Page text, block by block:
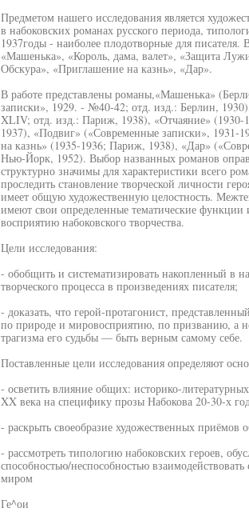
Предметом нашего исследования является
в набоковских романах русского периода,
1937годы - наиболее плодотворные для
«Машенька», «Король, дама, валет», «Защита
Обскура», «Приглашение на казнь», «Дар».
В работе представлены романы,«Машенька»
записки», 1929. - №40-42; отд. изд.: Берлин,
XLIV; отд. изд.: Париж, 1938), «Отчаяние»
1937), «Подвиг» («Современные записки»,
на казнь» (1935-1936; Париж, 1938), «Дар»
Нью-Йорк, 1952). Выбор названных романов
структурно значимы для характеристики всего
проследить становление творческой личности
имеет общую художественную целостность.
имеют свои определенные тематические
восприятию набоковского творчества.
Цели исследования:
- обобщить и систематизировать накопленный в
творческого процесса в произведениях писателя;
- доказать, что герой-протагонист,
по природе и мировосприятию, по призванию, а
трагизма его судьбы — быть верным самому себе.
Поставленные цели исследования определяют
- осветить влияние общих: историко-
XX века на специфику прозы Набокова 20-30-х
- раскрыть своеобразие художественных приёмов
- рассмотреть типологию набоковских героев,
способностью/неспособностью
миром
Ге^ои